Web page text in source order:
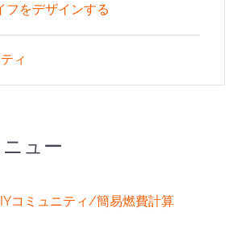
フをデザインする
ィ
ュー
コミュニティ/簡易燃費計算